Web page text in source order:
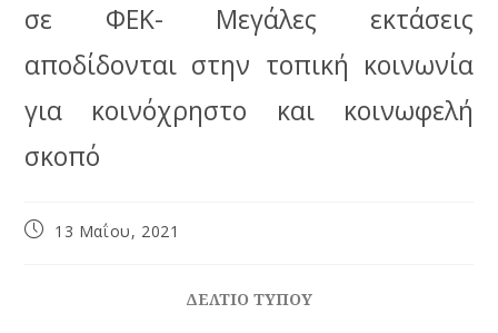
σε ΦΕΚ- Μεγάλες εκτάσεις
αποδίδονται στην τοπική κοινωνία
για κοινόχρηστο και κοινωφελή
σκοπό
13 Μαΐου, 2021
ΔΕΛΤΙΟ ΤΥΠΟΥ